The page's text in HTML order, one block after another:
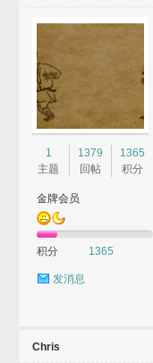
1
主题
1379
回帖
1365
积分
金牌会员
积分 1365
发消息
Chris